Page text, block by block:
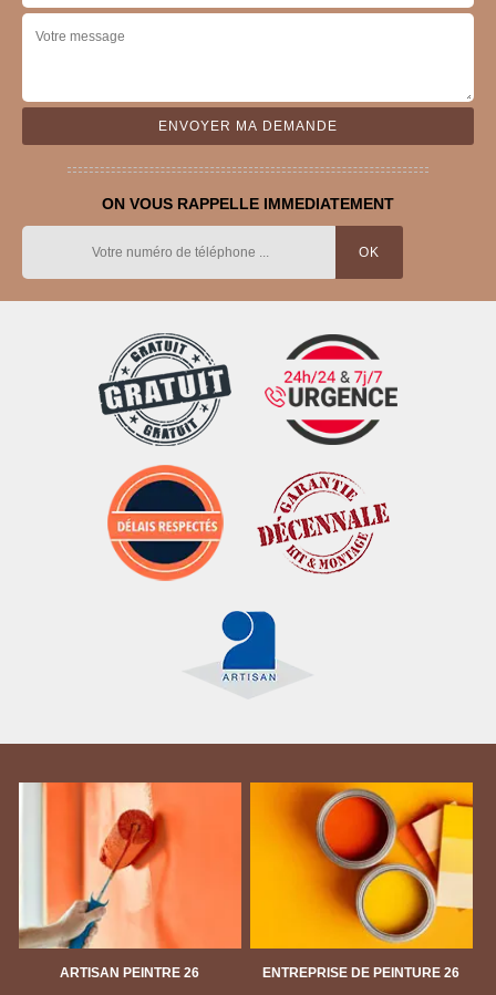
ON VOUS RAPPELLE IMMEDIATEMENT
ARTISAN PEINTRE 26 ENTREPRISE DE PEINTURE 26